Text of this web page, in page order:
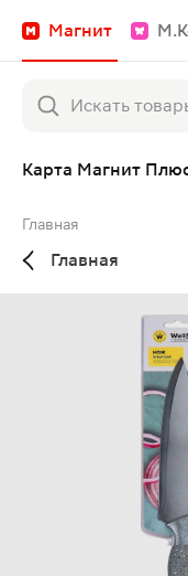
Магнит
Карта Магнит
Главная
Главная